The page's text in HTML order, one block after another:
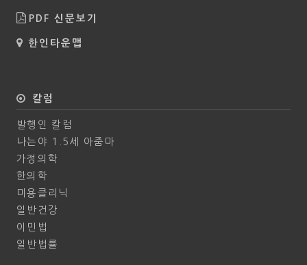
PDF 신문보기
한인타운맵
칼럼
발행인 칼럼
나는야 1.5세 아줌마
가정의학
한의학
미용클리닉
일반건강
이민법
일반법률